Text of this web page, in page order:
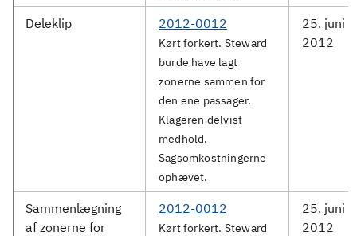
Deleklip 2012-0012
Kørt forkert. Steward
burde have lagt
zonerne sammen for
den ene passager.
Klageren delvist
medhold.
Sagsomkostningerne
ophævet.
25. juni
2012
Sammenlægning
af zonerne for
2012-0012
Kørt forkert. Steward
25. juni
2012